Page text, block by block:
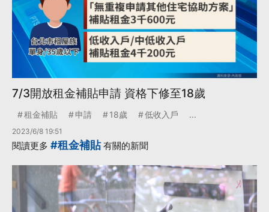
7/3開放租金補貼申請 資格下修至18歲
租金補貼 申請 18歲 低收入戶 ...
2023/6/8 19:51
閱讀更多 #租金補貼有關的新聞